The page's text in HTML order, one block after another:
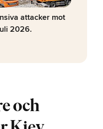
attacker mot
2026.
och